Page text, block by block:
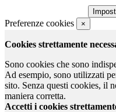
Preferenze cookies ×
Cookies strettamente
Sono cookies che sono
Ad esempio, sono utilizzati
sito. Senza questi cookies, il
maniera corretta.
Accetti i cookies